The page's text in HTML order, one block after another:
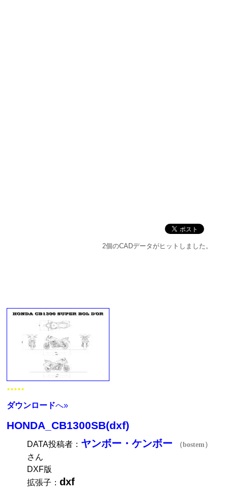
2個のCADデータがヒットしました。
★★★★★
ダウンロードへ»
HONDA_CB1300SB(dxf)
DATA投稿者： ヤンボー・ケンボー （bostem）
さん
DXF版
拡張子：dxf